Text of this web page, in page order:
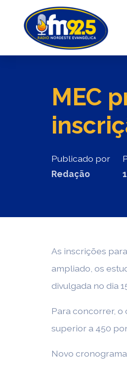
MEC
Publicado por
Redação
As inscrições
ampliado, os
divulgada no dia
Para concorrer, o
superior a 450
Novo cronograma